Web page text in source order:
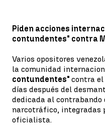
Piden acciones
contundentes" contra
Varios opositores
la comunidad
contundentes" contra el
días después del
dedicada al
narcotráfico, integradas
oficialista.